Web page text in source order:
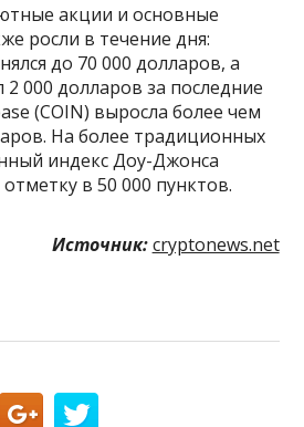
акции и основные
росли в течение дня:
до 70 000 долларов, а
000 долларов за последние
(COIN) выросла более чем
На более традиционных
индекс Доу-Джонса
в 50 000 пунктов.
Источник: cryptonews.net